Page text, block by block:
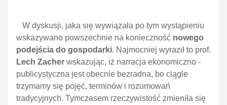
W dyskusji, jaka się wywiązała po tym wystąpieniu
wskazywano powszechnie na konieczność nowego
podejścia do gospodarki. Najmocniej wyraził to prof.
Lech Zacher wskazując, iż narracja ekonomiczno -
publicystyczna jest obecnie bezradna, bo ciągle
trzymamy się pojęć, terminów i rozumowań
tradycyjnych. Tymczasem rzeczywistość zmieniła się